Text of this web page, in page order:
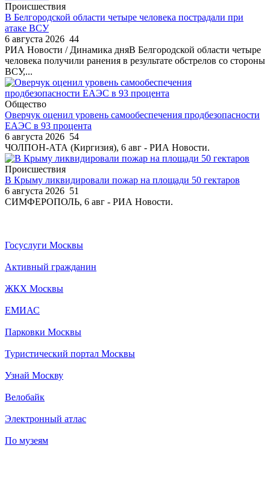
Происшествия
В Белгородской области четыре человека пострадали при
атаке ВСУ
6 августа 2026 44
РИА Новости / Динамика дняВ Белгородской области четыре
человека получили ранения в результате обстрелов со стороны
ВСУ,...
Общество
Оверчук оценил уровень самообеспечения продбезопасности
ЕАЭС в 93 процента
6 августа 2026 54
ЧОЛПОН-АТА (Киргизия), 6 авг - РИА Новости.
Происшествия
В Крыму ликвидировали пожар на площади 50 гектаров
6 августа 2026 51
СИМФЕРОПОЛЬ, 6 авг - РИА Новости.
Госуслуги Москвы
Активный гражданин
ЖКХ Москвы
ЕМИАС
Парковки Москвы
Туристический портал Москвы
Узнай Москву
Велобайк
Электронный атлас
По музеям